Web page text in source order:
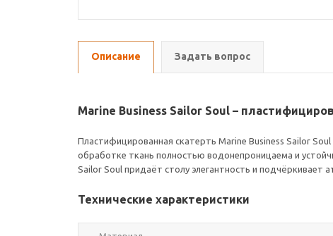
Описание Задать вопрос
Marine Business Sailor Soul –
Пластифицированная скатерть Marine Business Sailor
обработке ткань полностью водонепроницаема и
Sailor Soul придаёт столу элегантность и подчёркивает
Технические характеристики